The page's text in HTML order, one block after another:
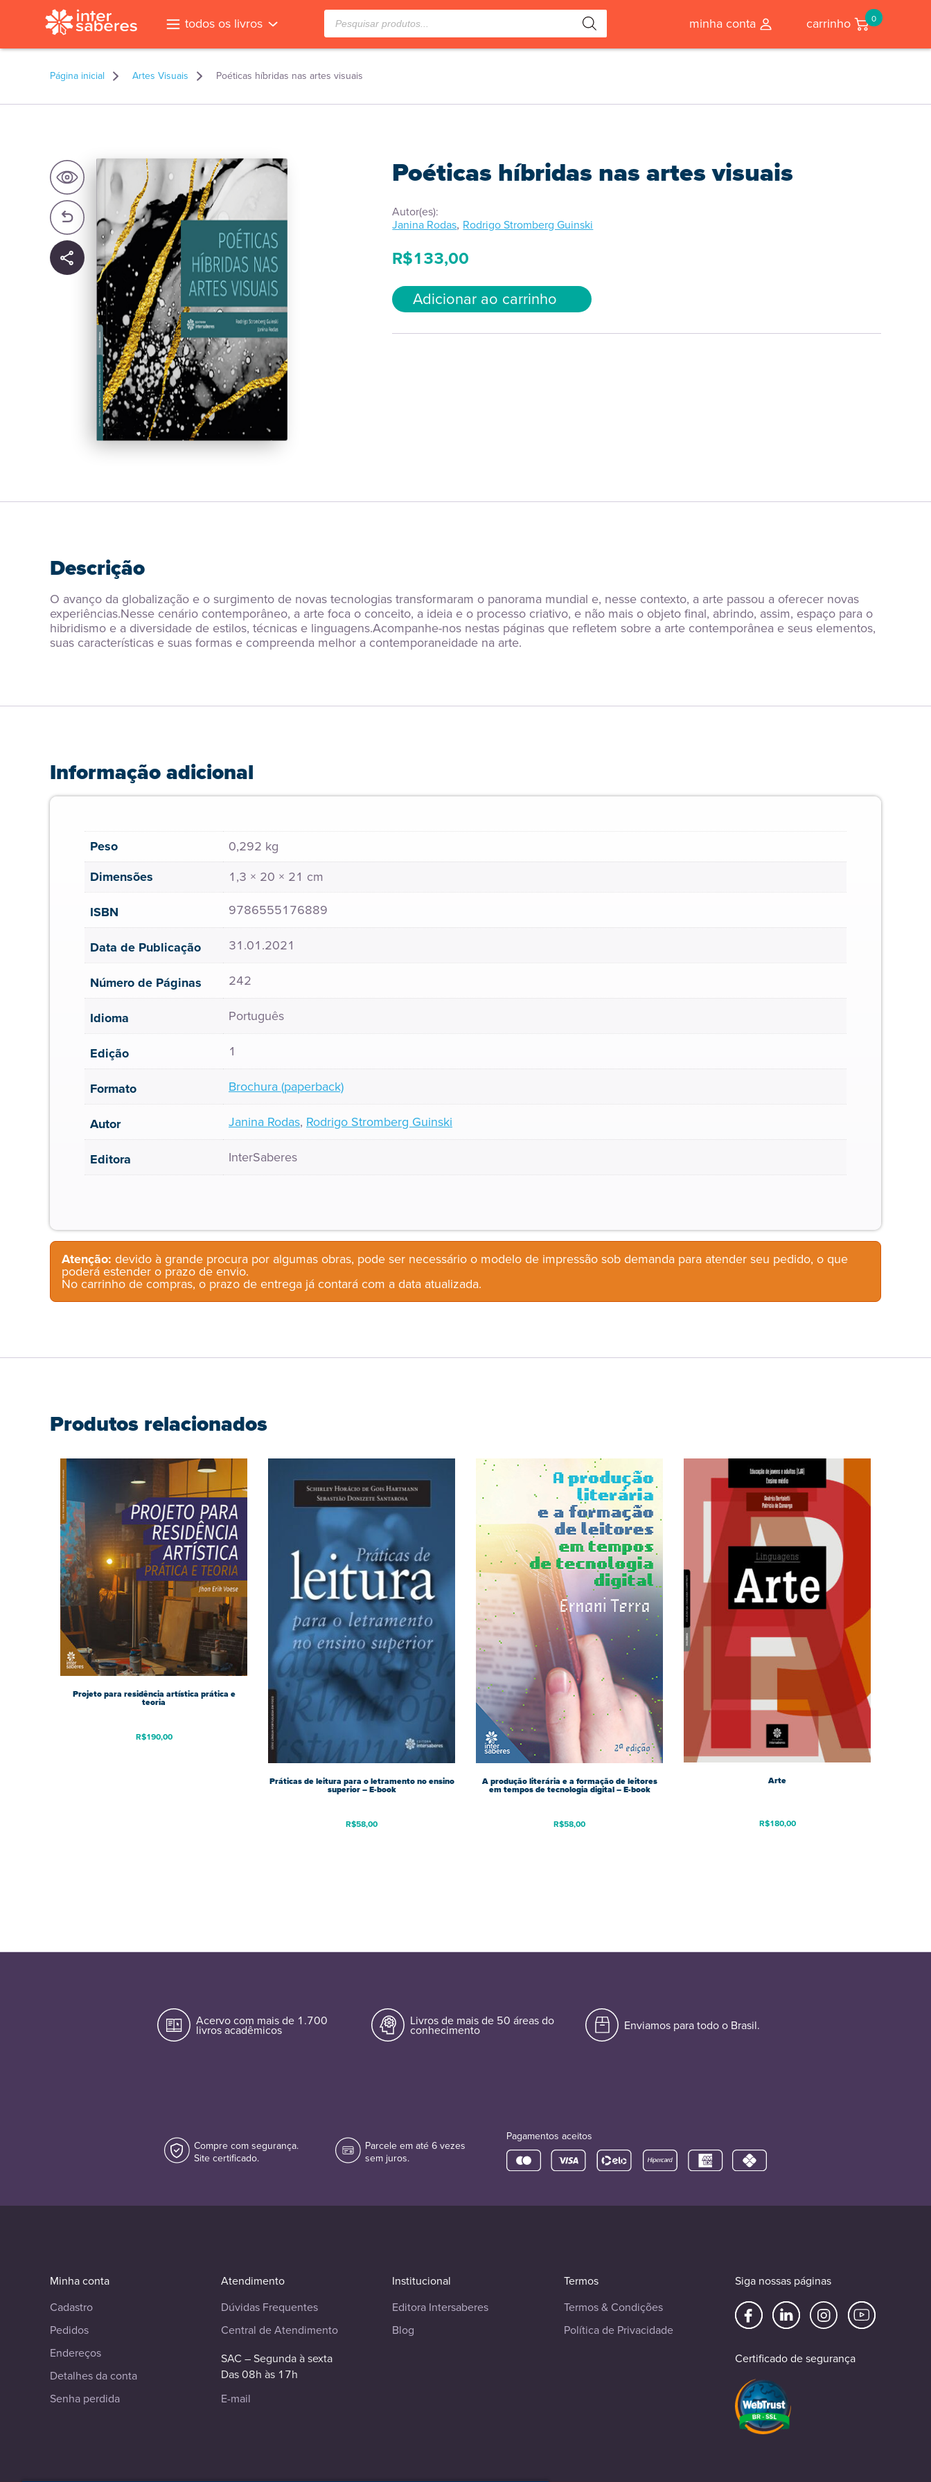
todos os livros Pesquisar
produtos minha conta carrinho 0
Página inicial Artes Visuais Poéticas híbridas nas artes visuais
Poéticas híbridas nas artes visuais
Autor(es):
Janina Rodas, Rodrigo Stromberg Guinski
R$133,00
Adicionar ao carrinho
Descrição
O avanço da globalização e o surgimento de novas tecnologias transformaram o panorama mundial e, nesse contexto, a arte passou a oferecer novas
experiências.Nesse cenário contemporâneo, a arte foca o conceito, a ideia e o processo criativo, e não mais o objeto final, abrindo, assim, espaço para o
hibridismo e a diversidade de estilos, técnicas e linguagens.Acompanhe-nos nestas páginas que refletem sobre a arte contemporânea e seus elementos,
suas características e suas formas e compreenda melhor a contemporaneidade na arte.
Informação adicional
Peso
0,292 kg
Dimensões
1,3 × 20 × 21 cm
ISBN
9786555176889
Data de Publicação 31.01.2021
Número de Páginas 242
Idioma Português
Edição 1
Formato Brochura (paperback)
Autor Janina Rodas, Rodrigo Stromberg Guinski
Editora InterSaberes
Atenção: devido à grande procura por algumas obras, pode ser necessário o modelo de impressão sob demanda para atender seu pedido, o que
poderá estender o prazo de envio.
No carrinho de compras, o prazo de entrega já contará com a data atualizada.
Produtos relacionados
Projeto para residência artística prática e
teoria
R$190,00
Práticas de leitura para o letramento no ensino
superior – E-book
R$58,00
A produção literária e a formação de leitores
em tempos de tecnologia digital – E-book
R$58,00
Arte
R$180,00
Acervo com mais de 1.700
livros acadêmicos
Livros de mais de 50 áreas do
conhecimento Enviamos para todo o Brasil.
Compre com segurança.
Site certificado.
Parcele em até 6 vezes
sem juros.
Pagamentos aceitos
Minha conta
Cadastro
Pedidos
Endereços
Detalhes da conta
Senha perdida
Atendimento
Dúvidas Frequentes
Central de Atendimento
SAC – Segunda à sexta
Das 08h às 17h
E-mail
Institucional
Editora Intersaberes
Blog
Termos
Termos & Condições
Política de Privacidade
Siga nossas páginas
Certificado de segurança